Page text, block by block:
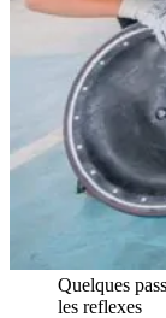
Quelques
les reflexes